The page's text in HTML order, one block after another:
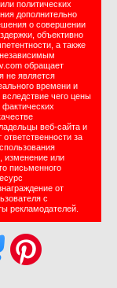
политических
дополнительно
о совершении
объективно
а также
обращает
не является
времени и
чего цены
фактических
веб-сайта и
за
изменение или
письменного
от
с
рекламодателей.